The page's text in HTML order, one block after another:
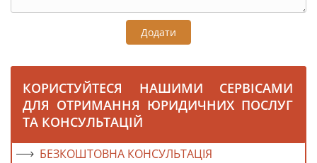
Додати
КОРИСТУЙТЕСЯ НАШИМИ СЕРВІСАМИ
ДЛЯ ОТРИМАННЯ ЮРИДИЧНИХ ПОСЛУГ
ТА КОНСУЛЬТАЦІЙ
БЕЗКОШТОВНА КОНСУЛЬТАЦІЯ